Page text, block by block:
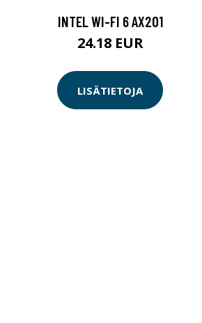
INTEL WI-FI 6 AX201
24.18 EUR
LISÄTIETOJA